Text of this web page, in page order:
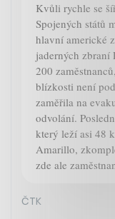
Kvůli rychle se
Spojených států
hlavní americké
jaderných zbraní
200
blízkosti není
zaměřila na
odvolání.
který leží asi 48
Amarillo,
zde ale
ČTK